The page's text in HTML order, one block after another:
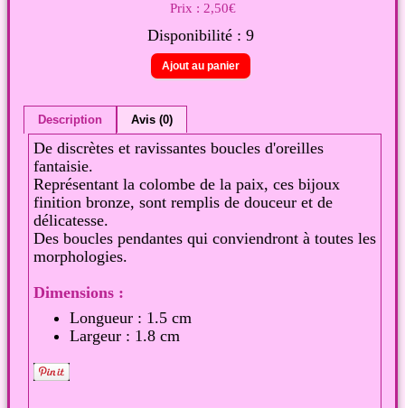
Prix : 2,50€
Disponibilité : 9
Description Avis (0)
De discrètes et ravissantes boucles d'oreilles
fantaisie.
Représentant la colombe de la paix, ces bijoux
finition bronze, sont remplis de douceur et de
délicatesse.
Des boucles pendantes qui conviendront à toutes les
morphologies.
Dimensions :
Longueur : 1.5 cm
Largeur : 1.8 cm